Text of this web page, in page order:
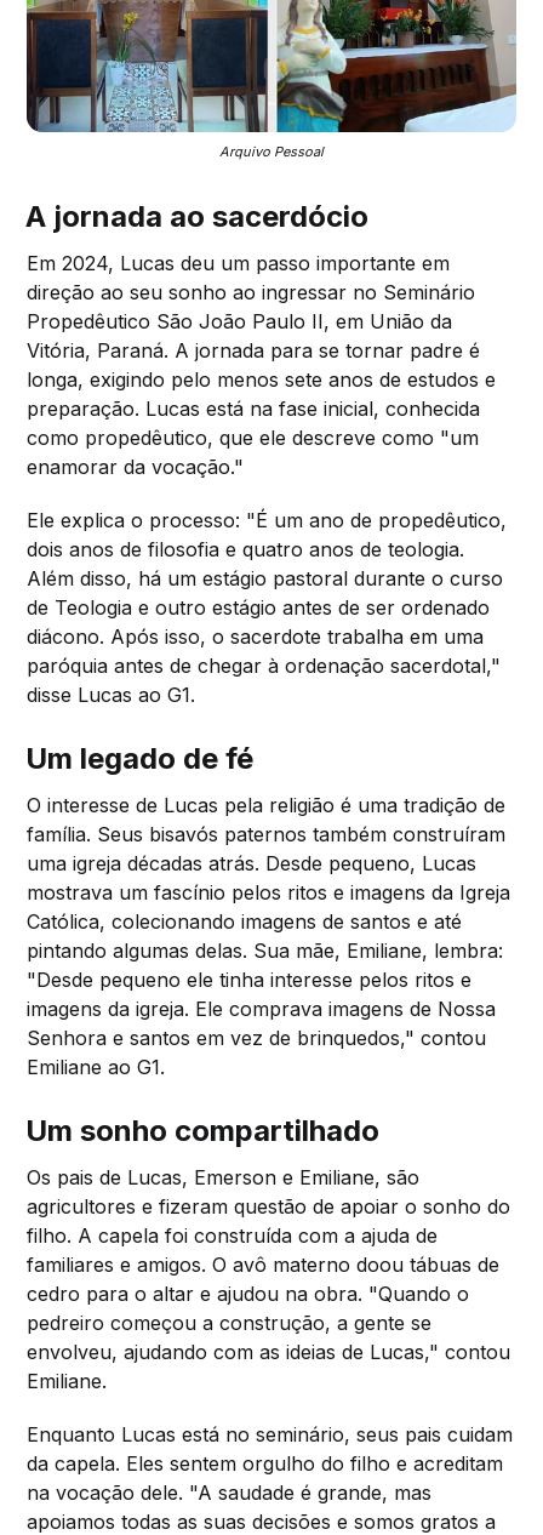
Arquivo Pessoal
A jornada ao sacerdócio
Em 2024, Lucas deu um passo importante em
direção ao seu sonho ao ingressar no Seminário
Propedêutico São João Paulo II, em União da
Vitória, Paraná. A jornada para se tornar padre é
longa, exigindo pelo menos sete anos de estudos e
preparação. Lucas está na fase inicial, conhecida
como propedêutico, que ele descreve como "um
enamorar da vocação."
Ele explica o processo: "É um ano de propedêutico,
dois anos de filosofia e quatro anos de teologia.
Além disso, há um estágio pastoral durante o curso
de Teologia e outro estágio antes de ser ordenado
diácono. Após isso, o sacerdote trabalha em uma
paróquia antes de chegar à ordenação sacerdotal,"
disse Lucas ao G1.
Um legado de fé
O interesse de Lucas pela religião é uma tradição de
família. Seus bisavós paternos também construíram
uma igreja décadas atrás. Desde pequeno, Lucas
mostrava um fascínio pelos ritos e imagens da Igreja
Católica, colecionando imagens de santos e até
pintando algumas delas. Sua mãe, Emiliane, lembra:
"Desde pequeno ele tinha interesse pelos ritos e
imagens da igreja. Ele comprava imagens de Nossa
Senhora e santos em vez de brinquedos," contou
Emiliane ao G1.
Um sonho compartilhado
Os pais de Lucas, Emerson e Emiliane, são
agricultores e fizeram questão de apoiar o sonho do
filho. A capela foi construída com a ajuda de
familiares e amigos. O avô materno doou tábuas de
cedro para o altar e ajudou na obra. "Quando o
pedreiro começou a construção, a gente se
envolveu, ajudando com as ideias de Lucas," contou
Emiliane.
Enquanto Lucas está no seminário, seus pais cuidam
da capela. Eles sentem orgulho do filho e acreditam
na vocação dele. "A saudade é grande, mas
apoiamos todas as suas decisões e somos gratos a